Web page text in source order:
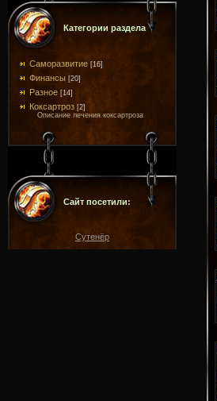
Категории раздела
Саморазвитие [16]
Финансы [20]
Разное [14]
Коксартроз [2]
Описание лечения коксартроза
Сайт посетили:
Сутенёр